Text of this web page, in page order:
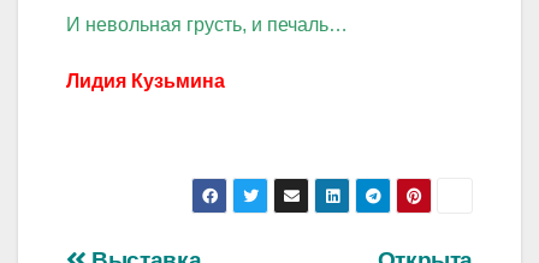
И невольная грусть, и печаль…
Лидия Кузьмина